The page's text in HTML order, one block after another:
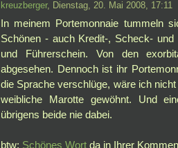
kreuzberger, Dienstag, 20. Mai 2008, 17:11
In meinem Portemonnaie tummeln
Schönen - auch Kredit-, Scheck-
und Führerschein. Von den
abgesehen. Dennoch ist ihr
die Sprache verschlüge, wäre ich
weibliche Marotte gewöhnt. Und
übrigens beide nie dabei.
btw: Schönes Wort da in Ihrer